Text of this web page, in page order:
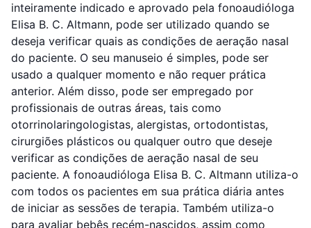
inteiramente indicado e aprovado pela fonoaudióloga
Elisa B. C. Altmann, pode ser utilizado quando se
deseja verificar quais as condições de aeração nasal
do paciente. O seu manuseio é simples, pode ser
usado a qualquer momento e não requer prática
anterior. Além disso, pode ser empregado por
profissionais de outras áreas, tais como
otorrinolaringologistas, alergistas, ortodontistas,
cirurgiões plásticos ou qualquer outro que deseje
verificar as condições de aeração nasal de seu
paciente. A fonoaudióloga Elisa B. C. Altmann utiliza-o
com todos os pacientes em sua prática diária antes
de iniciar as sessões de terapia. Também utiliza-o
para avaliar bebês recém-nascidos, assim como